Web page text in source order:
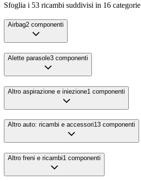
Sfoglia i 53 ricambi suddivisi in 16 categorie
Airbag2 componenti
Alette parasole3 componenti
Altro aspirazione e iniezione1 componenti
Altro auto: ricambi e accessori13 componenti
Altro freni e ricambi1 componenti